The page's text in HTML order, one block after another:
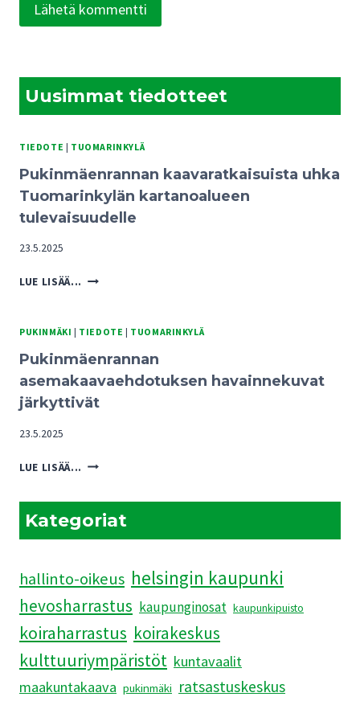
Uusimmat tiedotteet
TIEDOTE | TUOMARINKYLÄ
Pukinmäenrannan kaavaratkaisuista uhka
Tuomarinkylän kartanoalueen
tulevaisuudelle
23.5.2025
LUE LISÄÄ... PUKINMÄENRANNAN
TUOMARINKYLÄN
TULEVAISUUDELLE
PUKINMÄKI | TIEDOTE | TUOMARINKYLÄ
Pukinmäenrannan
asemakaavaehdotuksen havainnekuvat
järkyttivät
23.5.2025
LUE LISÄÄ... PUKINMÄENRANNAN
JÄRKYTTIVÄT
Kategoriat
hallinto-oikeus helsingin kaupunki
hevosharrastus kaupunginosat kaupunkipuisto
koiraharrastus koirakeskus
kulttuuriympäristöt kuntavaalit
maakuntakaava pukinmäki ratsastuskeskus